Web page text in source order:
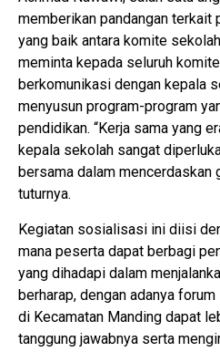
memberikan pandangan terkait
yang baik antara komite
meminta kepada seluruh
berkomunikasi dengan kepala
menyusun program-program
pendidikan. “Kerja sama yang
kepala sekolah sangat
bersama dalam mencerdaskan
tuturnya.
Kegiatan sosialisasi ini diisi
mana peserta dapat berbagi
yang dihadapi dalam
berharap, dengan adanya
di Kecamatan Manding dapat
tanggung jawabnya serta